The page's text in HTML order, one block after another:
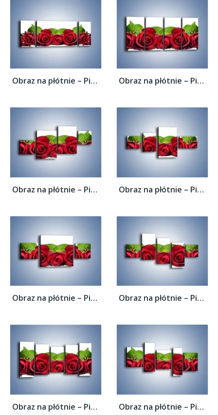
Obraz na płótnie – Pięknie ułożone róże –... Obraz na płótnie – Pięknie ułożone róże –...
Obraz na płótnie – Pięknie ułożone róże –... Obraz na płótnie – Pięknie ułożone róże –...
Obraz na płótnie – Pięknie ułożone róże –... Obraz na płótnie – Pięknie ułożone róże –...
Obraz na płótnie – Pięknie ułożone róże –... Obraz na płótnie – Pięknie ułożone róże –...